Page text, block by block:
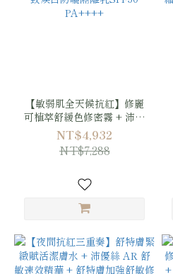
【敏弱肌全天候抗紅】修麗
可植萃舒緩色修密霧 + 沛優
絲BR肌膚屏障修護保濕霜
+修麗可極致煥白防曬隔離乳
SPF50 PA++++
NT$4,932
NT$7,288